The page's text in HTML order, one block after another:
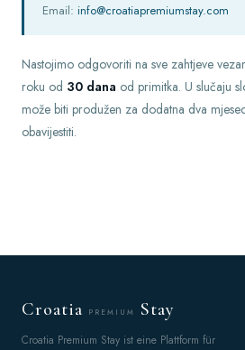
Email: info@croatiapremiumstay.com
Nastojimo odgovoriti na sve zahtjeve
roku od 30 dana od primitka. U slučaju
može biti produžen za dodatna dva
obavijestiti.
Croatia PREMIUM Stay
Croatia Premium Stay ist eine Plattform für